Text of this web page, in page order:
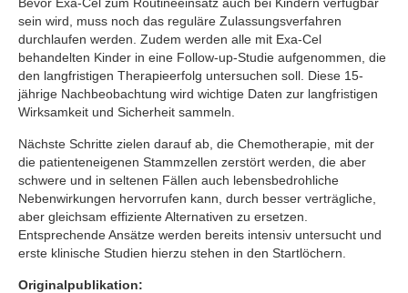
sein wird, muss noch das reguläre Zulassungsverfahren
durchlaufen werden. Zudem werden alle mit Exa-Cel
behandelten Kinder in eine Follow-up-Studie aufgenommen, die
den langfristigen Therapieerfolg untersuchen soll. Diese 15-
jährige Nachbeobachtung wird wichtige Daten zur langfristigen
Wirksamkeit und Sicherheit sammeln.
Nächste Schritte zielen darauf ab, die Chemotherapie, mit der
die patienteneigenen Stammzellen zerstört werden, die aber
schwere und in seltenen Fällen auch lebensbedrohliche
Nebenwirkungen hervorrufen kann, durch besser verträgliche,
aber gleichsam effiziente Alternativen zu ersetzen.
Entsprechende Ansätze werden bereits intensiv untersucht und
erste klinische Studien hierzu stehen in den Startlöchern.
Originalpublikation: